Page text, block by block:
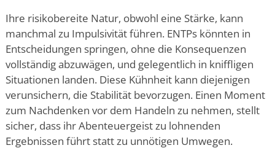
Ihre risikobereite Natur, obwohl eine Stärke, kann
manchmal zu Impulsivität führen. ENTPs könnten in
Entscheidungen springen, ohne die Konsequenzen
vollständig abzuwägen, und gelegentlich in kniffligen
Situationen landen. Diese Kühnheit kann diejenigen
verunsichern, die Stabilität bevorzugen. Einen Moment
zum Nachdenken vor dem Handeln zu nehmen, stellt
sicher, dass ihr Abenteuergeist zu lohnenden
Ergebnissen führt statt zu unnötigen Umwegen.